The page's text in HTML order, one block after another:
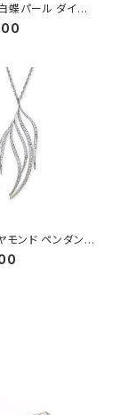
蝶パール ダイヤ
ス
ンド ペンダント